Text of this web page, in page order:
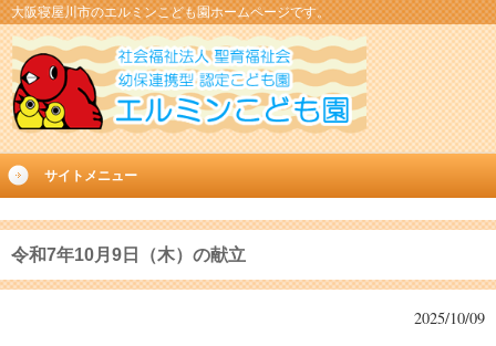
大阪寝屋川市のエルミンこども園ホームページです。
サイトメニュー
令和7年10月9日（木）の献立
2025/10/09